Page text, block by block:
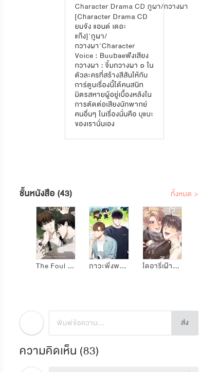
Character Drama CD ภูผา/กวางผา
[Character Drama CD
ยมจัง แอนด์ เดอะ
แก๊ง]'ภูผา/
กวางผา'Character
Voice : Buubaeฟังเสียง
กวางผา : จิ้มกวางผา ๑ ใน
ตัวละครที่สร้างสีสันให้กับ
การ์ตูนเรื่องนี้ได้คนสนิท
มิตรสหายผู้อยู่เบื้องหลังใน
การตัดต่อเสียงนักพากย์
คนอื่นๆ ในเรื่องนั่นคือ บุแบะ
ของเรานั่นเอง
ชั้นหนังสือ (43) ทั้งหมด >
The Foul โกงเกมรัก ภาวะพึ่งพาของนิวบี้กับโอลบี้ ไดอารี่เฝ้าสังเกตแดนดิไลออน
ส่ง
ความคิดเห็น (83)